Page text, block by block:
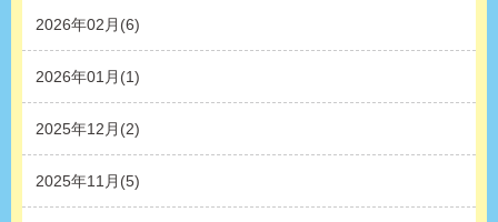
2026年02月(6)
2026年01月(1)
2025年12月(2)
2025年11月(5)